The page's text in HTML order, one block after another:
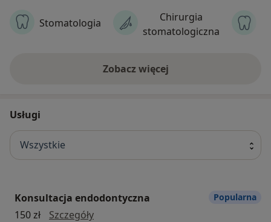
Stomatologia
Chirurgia
stomatologiczna
Zobacz więcej
Usługi
Wszystkie
Konsultacja endodontyczna
150 zł
Szczegółykonsultacja endodontyczna
Popularna